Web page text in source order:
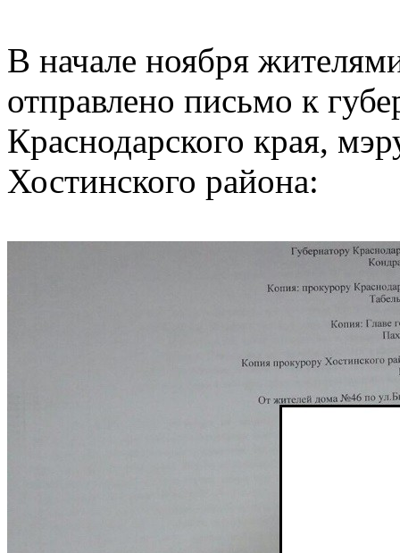
В начале ноября
отправлено письмо к
Краснодарского края,
Хостинского района: